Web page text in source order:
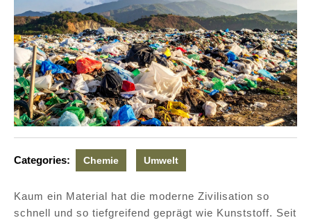
Categories: Chemie Umwelt
Kaum ein Material hat die moderne Zivilisation so
schnell und so tiefgreifend geprägt wie Kunststoff. Seit